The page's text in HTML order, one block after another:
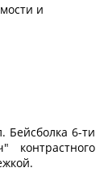
и
Бейсболка 6-ти
контрастного